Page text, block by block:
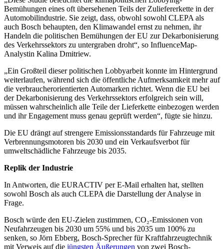
Bemühungen eines oft übersehenen Teils der Zuliefererkette in der
Automobilindustrie. Sie zeigt, dass, obwohl sowohl CLEPA als
auch Bosch behaupten, den Klimawandel ernst zu nehmen, ihr
Handeln die politischen Bemühungen der EU zur Dekarbonisierung
des Verkehrssektors zu untergraben droht“, so InfluenceMap-
Analystin Kalina Dmitriew.
„Ein Großteil dieser politischen Lobbyarbeit konnte im Hintergrund
weiterlaufen, während sich die öffentliche Aufmerksamkeit mehr auf
die verbraucherorientierten Automarken richtet. Wenn die EU bei
der Dekarbonisierung des Verkehrssektors erfolgreich sein will,
müssen wahrscheinlich alle Teile der Lieferkette einbezogen werden
und ihr Engagement muss genau geprüft werden“, fügte sie hinzu.
Die EU drängt auf strengere Emissionsstandards für Fahrzeuge mit
Verbrennungsmotoren bis 2030 und ein Verkaufsverbot für
umweltschädliche Fahrzeuge bis 2035.
Replik der Industrie
In Antworten, die EURACTIV per E-Mail erhalten hat, stellten
sowohl Bosch als auch CLEPA die Darstellung der Analyse in
Frage.
Bosch würde den EU-Zielen zustimmen, CO₂-Emissionen von
Neufahrzeugen bis 2030 um 55% und bis 2035 um 100% zu
senken, so Jörn Ebberg, Bosch-Sprecher für Kraftfahrzeugtechnik
mit Verweis auf die jüngsten Äußerungen von zwei Bosch-